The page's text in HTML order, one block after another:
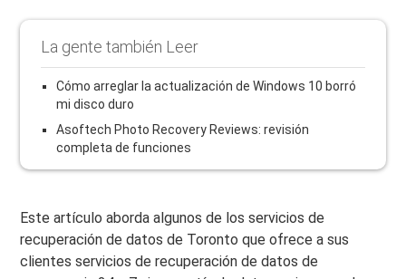
La gente también Leer
Cómo arreglar la actualización de Windows 10 borró
mi disco duro
Asoftech Photo Recovery Reviews: revisión
completa de funciones
Este artículo aborda algunos de los servicios de
recuperación de datos de Toronto que ofrece a sus
clientes servicios de recuperación de datos de